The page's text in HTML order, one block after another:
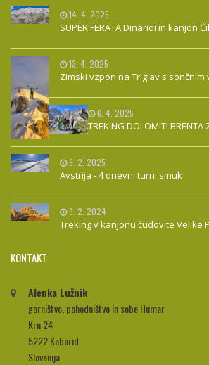
14. 4. 2025
SUPER FERATA Dinaridi in kanjon
13. 4. 2025
Zimski vzpon na Triglav s sončnim
6. 4. 2025
TREKING DOLOMITI BRENTA
9. 2. 2025
Avstrija - 4 dnevni turni smuk
9. 2. 2024
Treking v kanjonu čudovite Velike
KONTAKT
Alenka Lužnik
gorništvo, pohodništvo in sobe Humar
Krn 24
5222 Kobarid
Slovenija